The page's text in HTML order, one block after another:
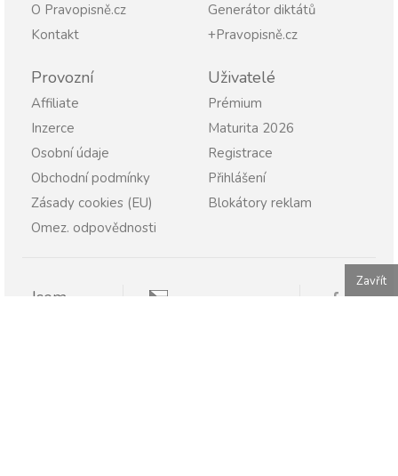
O Pravopisně.cz
Kontakt
Generátor diktátů
+Pravopisně.cz
Provozní
Affiliate
Inzerce
Osobní údaje
Obchodní podmínky
Zásady cookies (EU)
Omez. odpovědnosti
Uživatelé
Prémium
Maturita 2026
Registrace
Přihlášení
Blokátory reklam
Jsem
Zavřít